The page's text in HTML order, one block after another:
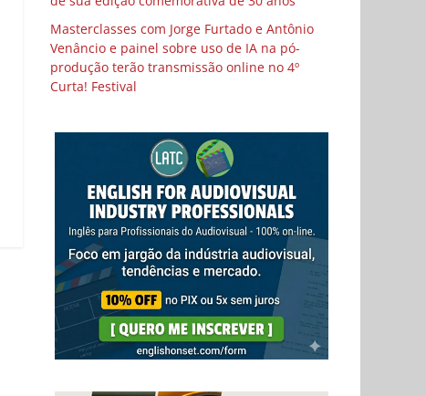
Masterclasses com Jorge Furtado e Antônio
Venâncio e painel sobre uso de IA na pó-
produção terão transmissão online no 4º
Curta! Festival